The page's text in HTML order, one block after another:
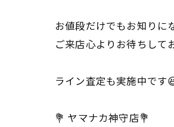
お値段だけでもお知りに
ご来店心よりお待ちして
ライン査定も実施中です
💐 ヤマナカ神守店💐